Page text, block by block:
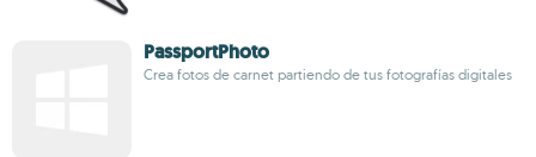
PassportPhoto
Crea fotos de carnet partiendo de tus fotografías digitales